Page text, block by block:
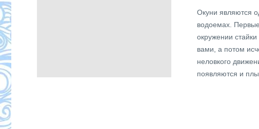
Окуни являются
водоемах.
окружении
вами, а потом
неловкого
появляются и